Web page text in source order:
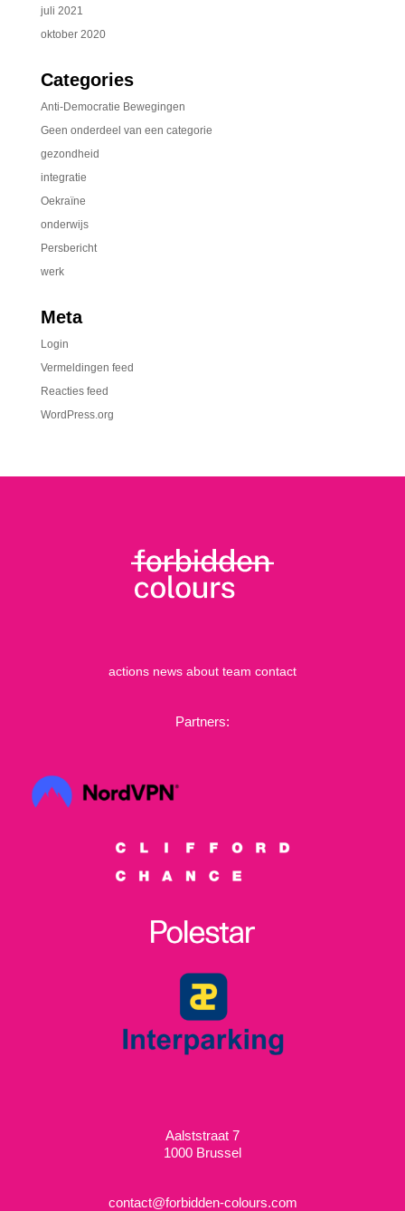
juli 2021
oktober 2020
Categories
Anti-Democratie Bewegingen
Geen onderdeel van een categorie
gezondheid
integratie
Oekraïne
onderwijs
Persbericht
werk
Meta
Login
Vermeldingen feed
Reacties feed
WordPress.org
actions news about team contact
Partners:
Aalststraat 7
1000 Brussel
contact@forbidden-colours.com